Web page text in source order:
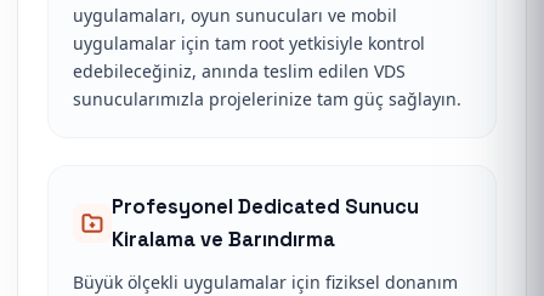
uygulamaları, oyun sunucuları ve mobil
uygulamalar için tam root yetkisiyle kontrol
edebileceğiniz, anında teslim edilen VDS
sunucularımızla projelerinize tam güç sağlayın.
Profesyonel Dedicated Sunucu
Kiralama ve Barındırma
Büyük ölçekli uygulamalar için fiziksel donanım